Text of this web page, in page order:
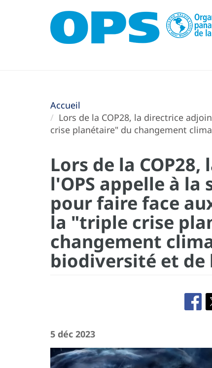
Accueil
Lors de la COP28, la directrice
crise planétaire" du changement
Lors de la
l'OPS appelle à
pour faire face
la "triple crise
changement
biodiversité et
5 déc 2023